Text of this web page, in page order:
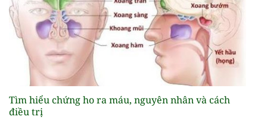
Tìm hiểu chứng ho ra máu, nguyên nhân và cách
điều trị